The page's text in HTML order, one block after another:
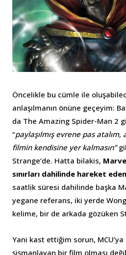
Öncelikle bu cümle ile
anlaşılmanın önüne geçeyim:
da The Amazing Spider-Man 2
“paylaşılmış evrene pas
filmin kendisine yer kalmasın”
Strange’de. Hatta bilakis,
sınırları dahilinde hareket
saatlik süresi dahilinde başka
yegane referans, iki yerde
kelime, bir de arkada gözüken
Yani kast ettiğim sorun,
şişmanlayan bir film olması